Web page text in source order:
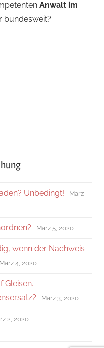
Anwalt im
bundesweit?
Unbedingt!
März
März 5, 2020
wenn der Nachweis
März 4, 2020
Gleisen.
März 3, 2020
2, 2020